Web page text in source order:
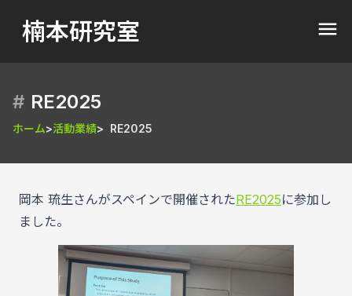
楠本研究室
RE2025
ホーム 活動業績 RE2025
岡本 琉生さんがスペインで開催されたRE2025に参加し
ました。